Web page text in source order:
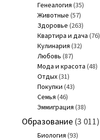
Генеалогия (35)
Животные (57)
Здоровье (263)
Квартира и дача (76)
Кулинария (32)
Любовь (87)
Мода и красота (48)
Отдых(31)
Покупки (43)
Семья (46)
Эммиграция (38)
Образование(3 011)
Биология (93)